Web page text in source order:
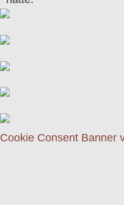
Cookie Consent Banner